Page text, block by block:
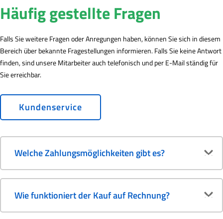
Häufig gestellte Fragen
Falls Sie weitere Fragen oder Anregungen haben, können Sie sich in diesem
Bereich über bekannte Fragestellungen informieren. Falls Sie keine Antwort
finden, sind unsere Mitarbeiter auch telefonisch und per E-Mail ständig für
Sie erreichbar.
Kundenservice
Welche Zahlungsmöglichkeiten gibt es?
Wie funktioniert der Kauf auf Rechnung?